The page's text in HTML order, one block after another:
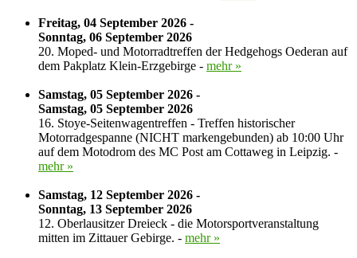
Freitag, 04 September 2026 -
Sonntag, 06 September 2026
20. Moped- und Motorradtreffen der Hedgehogs Oederan auf
dem Pakplatz Klein-Erzgebirge - mehr »
Samstag, 05 September 2026 -
Samstag, 05 September 2026
16. Stoye-Seitenwagentreffen - Treffen historischer
Motorradgespanne (NICHT markengebunden) ab 10:00 Uhr
auf dem Motodrom des MC Post am Cottaweg in Leipzig. -
mehr »
Samstag, 12 September 2026 -
Sonntag, 13 September 2026
12. Oberlausitzer Dreieck - die Motorsportveranstaltung
mitten im Zittauer Gebirge. - mehr »